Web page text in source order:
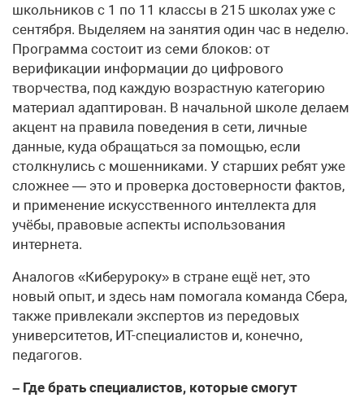
школьников с 1 по 11 классы в 215 школах уже с
сентября. Выделяем на занятия один час в неделю.
Программа состоит из семи блоков: от
верификации информации до цифрового
творчества, под каждую возрастную категорию
материал адаптирован. В начальной школе делаем
акцент на правила поведения в сети, личные
данные, куда обращаться за помощью, если
столкнулись с мошенниками. У старших ребят уже
сложнее — это и проверка достоверности фактов,
и применение искусственного интеллекта для
учёбы, правовые аспекты использования
интернета.
Аналогов «Киберуроку» в стране ещё нет, это
новый опыт, и здесь нам помогала команда Сбера,
также привлекали экспертов из передовых
университетов, ИТ-специалистов и, конечно,
педагогов.
– Где брать специалистов, которые смогут